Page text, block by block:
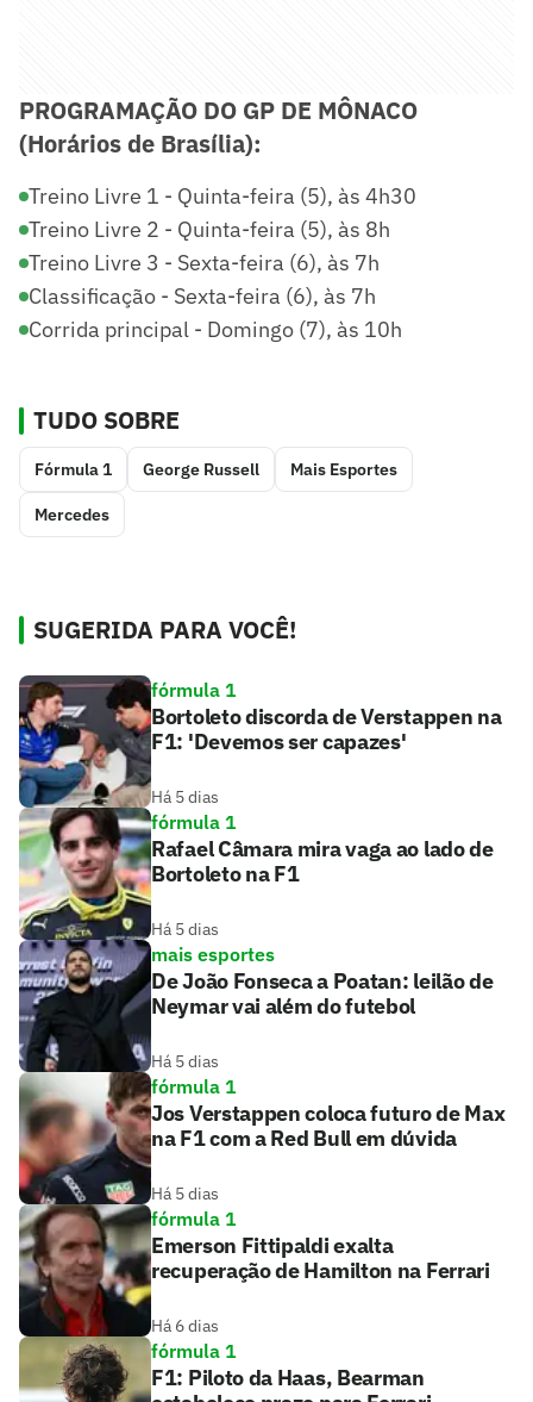
PROGRAMAÇÃO DO GP DE MÔNACO
(Horários de Brasília):
Treino Livre 1 - Quinta-feira (5), às 4h30
Treino Livre 2 - Quinta-feira (5), às 8h
Treino Livre 3 - Sexta-feira (6), às 7h
Classificação - Sexta-feira (6), às 7h
Corrida principal - Domingo (7), às 10h
TUDO SOBRE
Fórmula 1 George Russell Mais Esportes
Mercedes
SUGERIDA PARA VOCÊ!
fórmula 1
Bortoleto discorda de Verstappen na
F1: 'Devemos ser capazes'
Há 5 dias
fórmula 1
Rafael Câmara mira vaga ao lado de
Bortoleto na F1
Há 5 dias
mais esportes
De João Fonseca a Poatan: leilão de
Neymar vai além do futebol
Há 5 dias
fórmula 1
Jos Verstappen coloca futuro de Max
na F1 com a Red Bull em dúvida
Há 5 dias
fórmula 1
Emerson Fittipaldi exalta
recuperação de Hamilton na Ferrari
Há 6 dias
fórmula 1
F1: Piloto da Haas, Bearman